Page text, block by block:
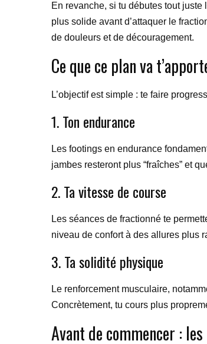
En revanche, si tu débutes tout
plus solide avant d’attaquer le
de douleurs et de découragement.
Ce que ce plan va
L’objectif est simple : te faire
1. Ton endurance
Les footings en endurance
jambes resteront plus “fraîches” et
2. Ta vitesse de course
Les séances de fractionné te
niveau de confort à des allures plus
3. Ta solidité physique
Le renforcement musculaire,
Concrètement, tu cours plus
Avant de commencer :